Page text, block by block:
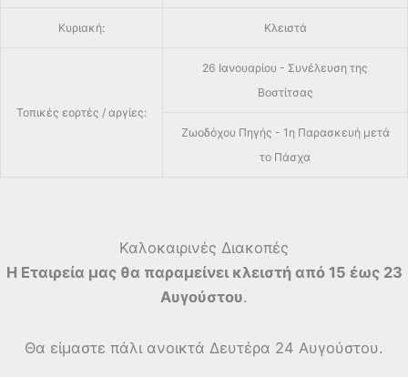
Κυριακή: Κλειστά
Τοπικές εορτές / αργίες:
26 Ιανουαρίου - Συνέλευση της
Βοστίτσας
Ζωοδόχου Πηγής - 1η Παρασκευή μετά
το Πάσχα
Καλοκαιρινές Διακοπές
Η Εταιρεία μας θα παραμείνει κλειστή από 15 έως 23
Αυγούστου.
Θα είμαστε πάλι ανοικτά Δευτέρα 24 Αυγούστου.